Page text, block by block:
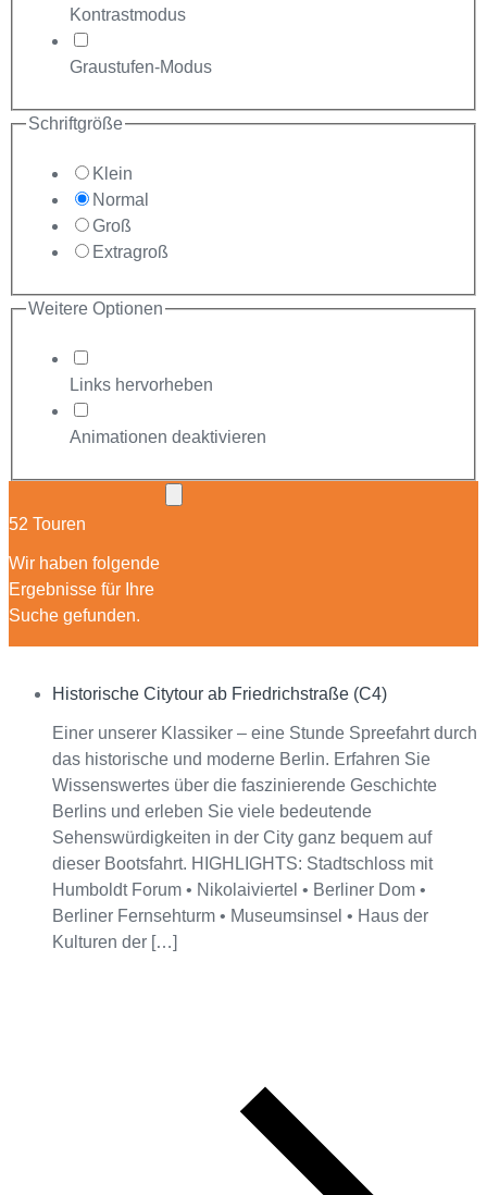
Kontrastmodus
Graustufen-Modus
Schriftgröße
Klein
Normal
Groß
Extragroß
Weitere Optionen
Links hervorheben
Animationen deaktivieren
52 Touren
Wir haben folgende
Ergebnisse für Ihre
Suche gefunden.
a
Interagieren
Historische Citytour ab Friedrichstraße (C4)
Einer unserer Klassiker – eine Stunde Spreefahrt durch
das historische und moderne Berlin. Erfahren Sie
Wissenswertes über die faszinierende Geschichte
Berlins und erleben Sie viele bedeutende
Sehenswürdigkeiten in der City ganz bequem auf
dieser Bootsfahrt. HIGHLIGHTS: Stadtschloss mit
Humboldt Forum • Nikolaiviertel • Berliner Dom •
Berliner Fernsehturm • Museumsinsel • Haus der
Kulturen der […]